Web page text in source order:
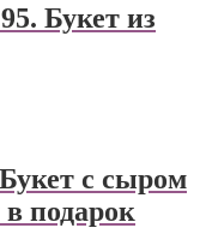
Букет из
с сыром
подарок